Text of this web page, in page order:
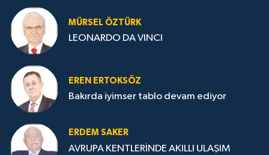
MÜRSEL ÖZTÜRK
LEONARDO DA VINCI
EREN ERTOKSÖZ
Bakırda iyimser tablo devam ediyor
ERDEM SAKER
AVRUPA KENTLERİNDE AKILLI ULAŞIM